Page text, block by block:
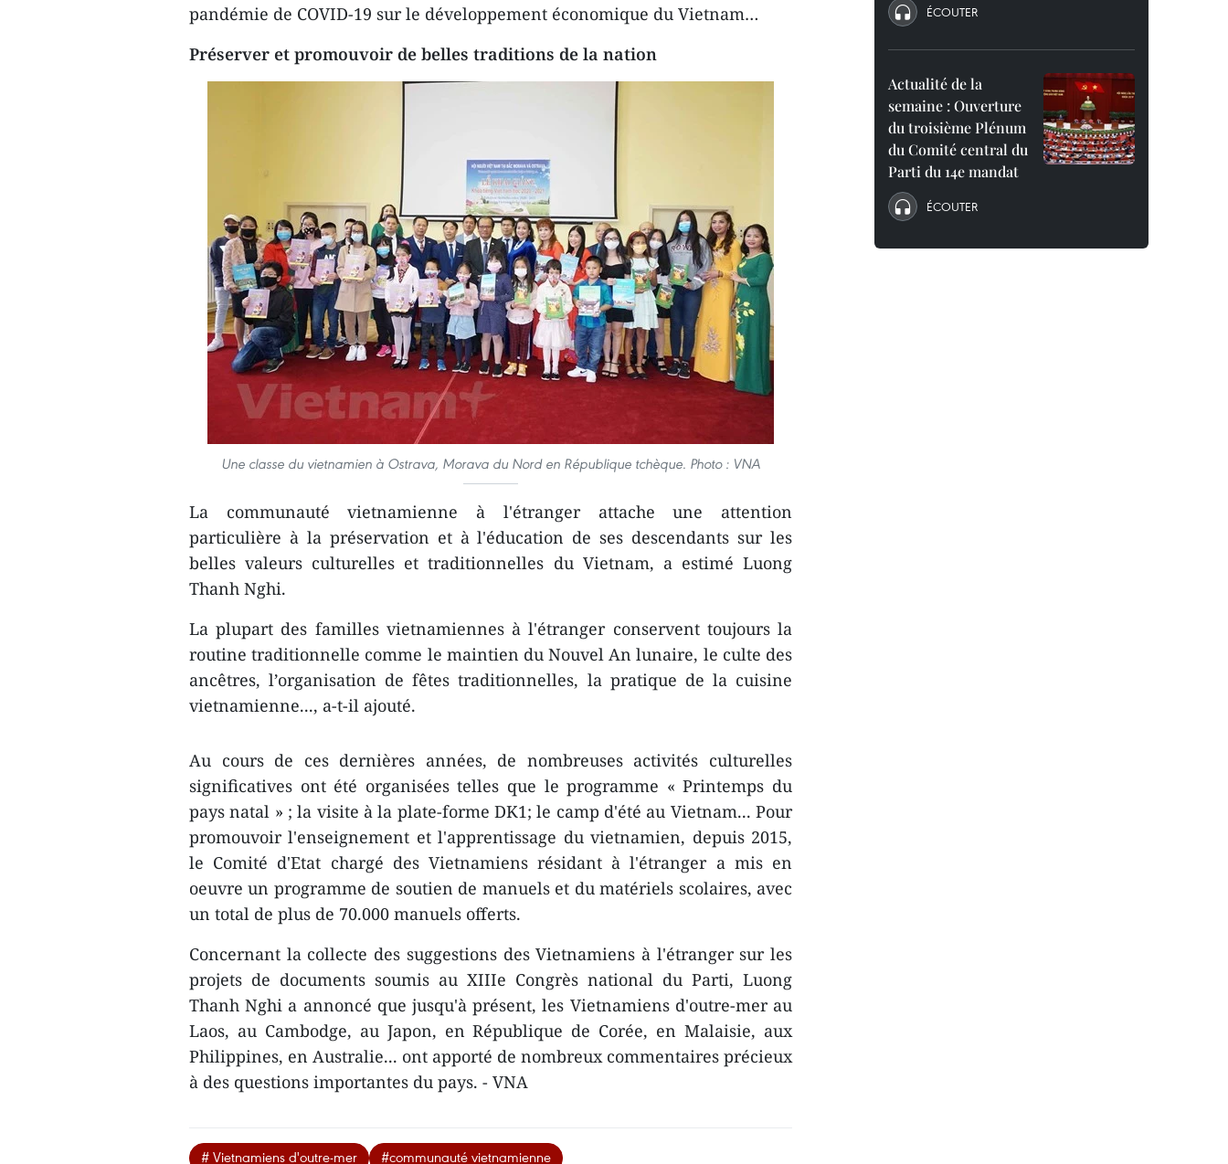
pandémie de COVID-19 sur le développement économique du Vietnam…
Préserver et promouvoir de belles traditions de la nation
Une classe du vietnamien à Ostrava, Morava du Nord en République tchèque. Photo : VNA
La communauté vietnamienne à l'étranger attache une attention
particulière à la préservation et à l'éducation de ses descendants sur les
belles valeurs culturelles et traditionnelles du Vietnam, a estimé Luong
Thanh Nghi.
La plupart des familles vietnamiennes à l'étranger conservent toujours la
routine traditionnelle comme le maintien du Nouvel An lunaire, le culte des
ancêtres, l’organisation de fêtes traditionnelles, la pratique de la cuisine
vietnamienne..., a-t-il ajouté.
Au cours de ces dernières années, de nombreuses activités culturelles
significatives ont été organisées telles que le programme « Printemps du
pays natal » ; la visite à la plate-forme DK1; le camp d'été au Vietnam... Pour
promouvoir l'enseignement et l'apprentissage du vietnamien, depuis 2015,
le Comité d'Etat chargé des Vietnamiens résidant à l'étranger a mis en
oeuvre un programme de soutien de manuels et du matériels scolaires, avec
un total de plus de 70.000 manuels offerts.
Concernant la collecte des suggestions des Vietnamiens à l'étranger sur les
projets de documents soumis au XIIIe Congrès national du Parti, Luong
Thanh Nghi a annoncé que jusqu'à présent, les Vietnamiens d'outre-mer au
Laos, au Cambodge, au Japon, en République de Corée, en Malaisie, aux
Philippines, en Australie... ont apporté de nombreux commentaires précieux
à des questions importantes du pays. - VNA
# Vietnamiens d'outre-mer #communauté vietnamienne
ÉCOUTER
Actualité de la
semaine : Ouverture
du troisième Plénum
du Comité central du
Parti du 14e mandat
ÉCOUTER